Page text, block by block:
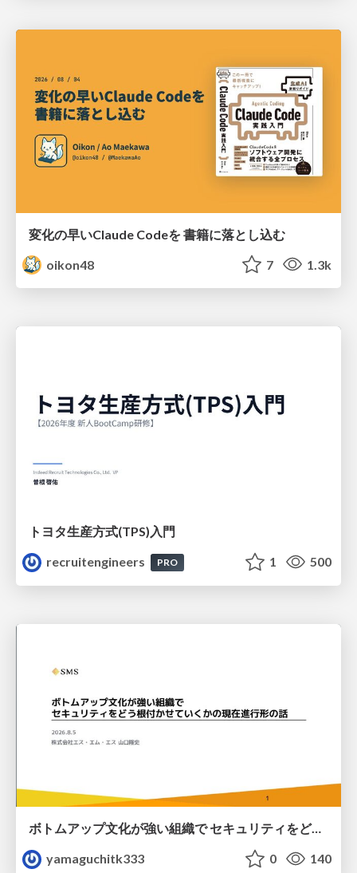
変化の早いClaude Codeを 書籍に落とし込む
oikon48
7 1.3k
トヨタ⽣産⽅式(TPS)⼊⾨
recruitengineers
PRO 1 500
ボトムアップ文化が強い組織で セキュリティをどう根付かせていくかの現在進行形の話 / Making Security Stick in a Bottom-Up Organization
yamaguchitk333
0 140